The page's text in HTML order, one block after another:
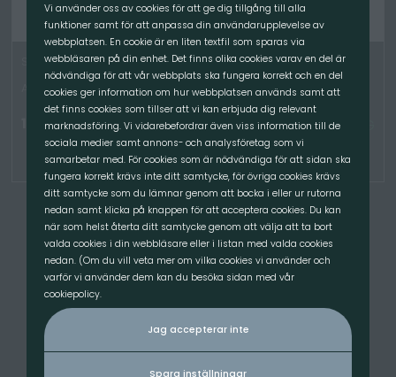
Sprängmatte-hanterare, 0.8-1.8t, GRÄVM
Artikelnummer: 7052
18 900.00kr/St TILLGÄNGLIG
Kontakta oss gärna påinfo@lstrading.se
Kontakta oss här!
Vi använder oss av cookies för att ge dig tillgång till alla
funktioner samt för att anpassa din användarupplevelse av
webbplatsen. En cookie är en liten textfil som sparas via
webbläsaren på din enhet. Det finns olika cookies varav en del är
nödvändiga för att vår webbplats ska fungera korrekt och en del
cookies ger information om hur webbplatsen används samt att
det finns cookies som tillser att vi kan erbjuda dig relevant
marknadsföring. Vi vidarebefordrar även viss information till de
sociala medier samt annons- och analysföretag som vi
samarbetar med. För cookies som är nödvändiga för att sidan ska
fungera korrekt krävs inte ditt samtycke, för övriga cookies krävs
ditt samtycke som du lämnar genom att bocka i eller ur rutorna
nedan samt klicka på knappen för att acceptera cookies. Du kan
när som helst återta ditt samtycke genom att välja att ta bort
valda cookies i din webbläsare eller i listan med valda cookies
nedan. (Om du vill veta mer om vilka cookies vi använder och
varför vi använder dem kan du besöka sidan med vår
cookiepolicy.
Jag accepterar inte
Spara inställningar